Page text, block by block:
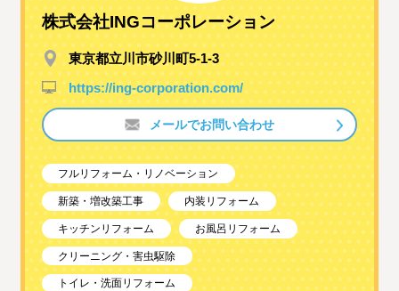
株式会社INGコーポレーション
東京都立川市砂川町5-1-3
https://ing-corporation.com/
メールでお問い合わせ
フルリフォーム・リノベーション
新築・増改築工事 内装リフォーム
キッチンリフォーム お風呂リフォーム
クリーニング・害虫駆除
トイレ・洗面リフォーム